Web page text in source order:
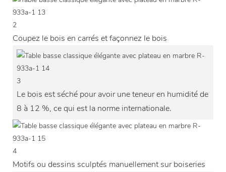
2
Coupez le bois en carrés et façonnez le bois
3
Le bois est séché pour avoir une teneur en humidité de
8 à 12 %, ce qui est la norme internationale.
4
Motifs ou dessins sculptés manuellement sur boiseries